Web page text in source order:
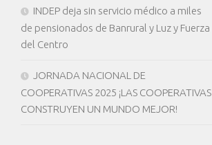
INDEP deja sin servicio médico a miles
de pensionados de Banrural y Luz y Fuerza
del Centro
JORNADA NACIONAL DE
COOPERATIVAS 2025 ¡LAS COOPERATIVAS
CONSTRUYEN UN MUNDO MEJOR!